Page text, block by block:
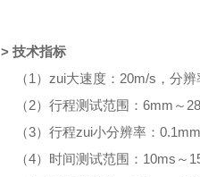
> 技术指标
（1）zui大速度：20m/s，分辨
（2）行程测试范围：6mm～
（3）行程zui小分辨率：
（4）时间测试范围：10ms～